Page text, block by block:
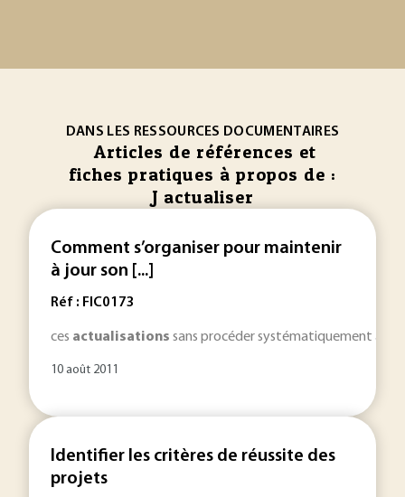
DANS LES RESSOURCES DOCUMENTAIRES
Articles de références et
fiches pratiques à propos de :
J actualiser
Comment s’organiser pour maintenir
à jour son [...]
Réf : FIC0173
ces actualisations sans procéder systématiquement à
10 août 2011
Identifier les critères de réussite des
projets